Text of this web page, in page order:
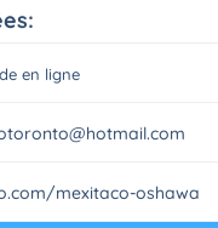
en ligne
mexitaco-oshawa